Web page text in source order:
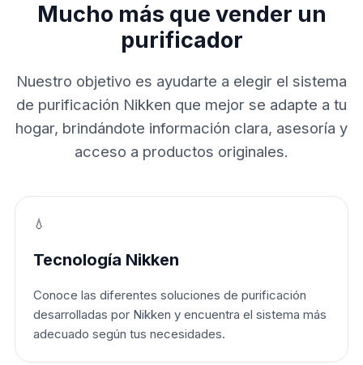
Mucho más que vender un
purificador
Nuestro objetivo es ayudarte a elegir el sistema
de purificación Nikken que mejor se adapte a tu
hogar, brindándote información clara, asesoría y
acceso a productos originales.
💧
Tecnología Nikken
Conoce las diferentes soluciones de purificación
desarrolladas por Nikken y encuentra el sistema más
adecuado según tus necesidades.